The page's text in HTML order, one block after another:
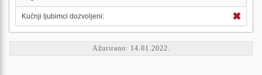
Kućnji ljubimci dozvoljeni:
Ažurirano: 14.01.2022.